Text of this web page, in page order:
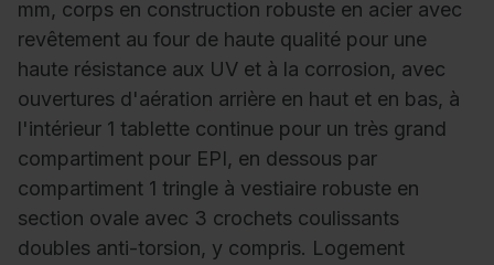
mm, corps en construction robuste en acier avec
revêtement au four de haute qualité pour une
haute résistance aux UV et à la corrosion, avec
ouvertures d'aération arrière en haut et en bas, à
l'intérieur 1 tablette continue pour un très grand
compartiment pour EPI, en dessous par
compartiment 1 tringle à vestiaire robuste en
section ovale avec 3 crochets coulissants
doubles anti-torsion, y compris. Logement